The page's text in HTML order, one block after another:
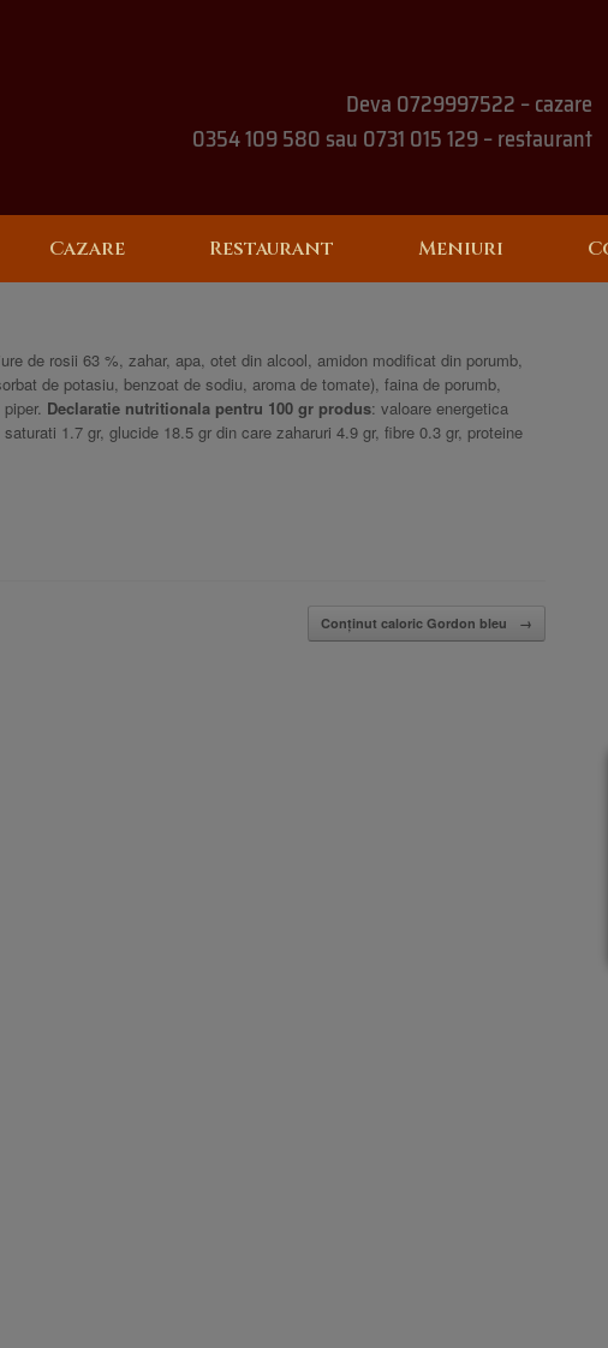
Deva 0729997522 – cazare
0354 109 580 sau 0731 015 129 – restaurant
Cazare Restaurant Meniuri
de rosii 63 %, zahar, apa, otet din alcool, amidon modificat din porumb,
de potasiu, benzoat de sodiu, aroma de tomate), faina de porumb,
Declaratie nutritionala pentru 100 gr produs: valoare energetica
1.7 gr, glucide 18.5 gr din care zaharuri 4.9 gr, fibre 0.3 gr, proteine
Conținut caloric Gordon bleu →